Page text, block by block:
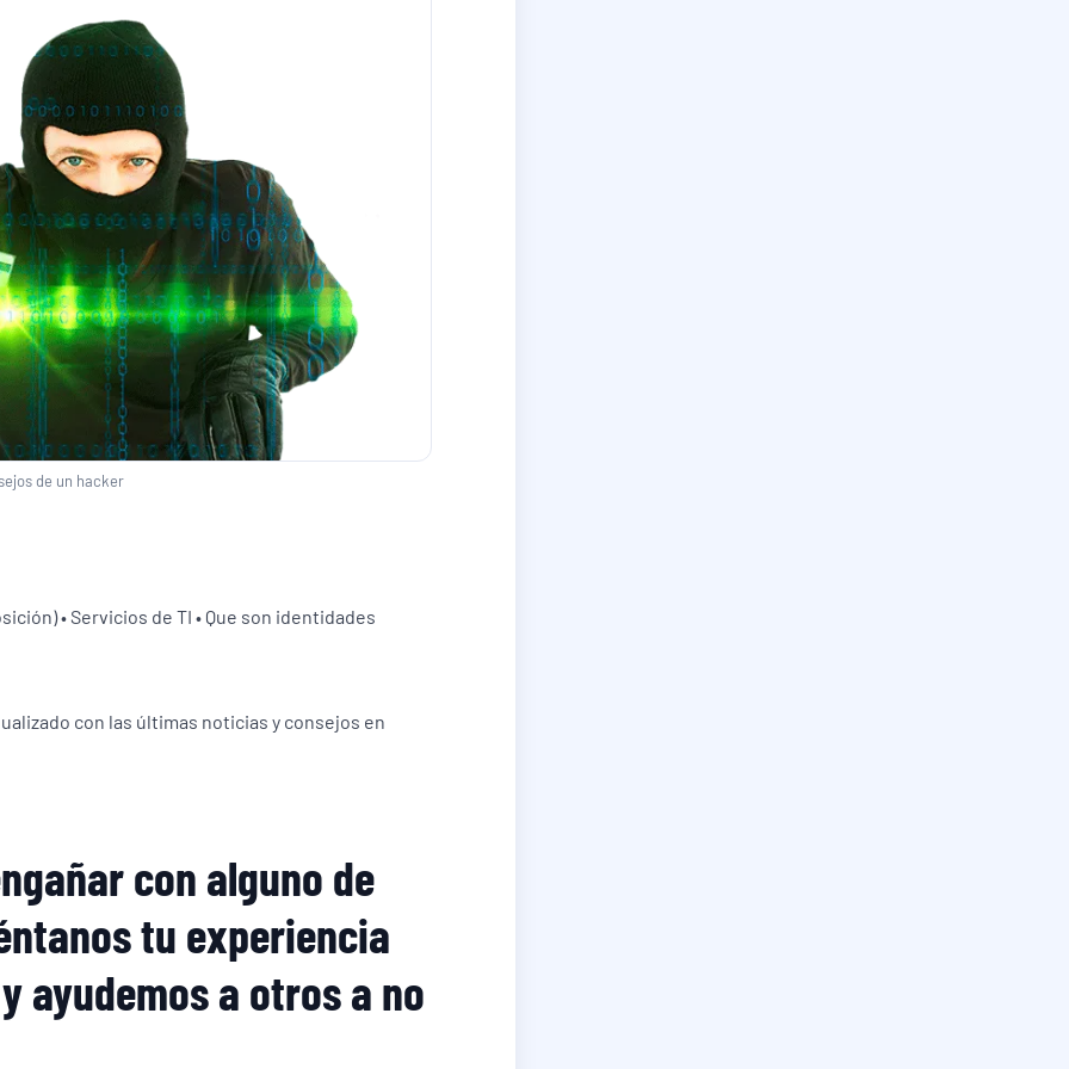
de un hacker
• Servicios de TI • Que son identidades
con las últimas noticias y consejos en
con alguno de
tu experiencia
ayudemos a otros a no